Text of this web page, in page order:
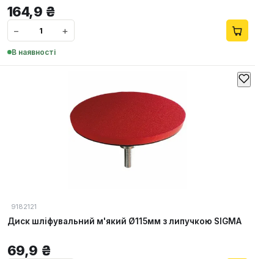
164,9 ₴
− +
В наявності
9182121
Диск шліфувальний м'який Ø115мм з липучкою SIGMA
69,9 ₴